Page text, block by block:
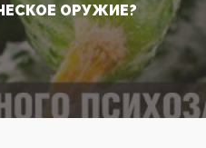
ОРУЖИЕ?